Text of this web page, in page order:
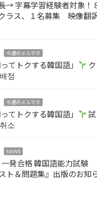
→ 字幕学習経験者対象！
ラス、１名募集 映像翻
今週のメルマガ
てトクする韓国語」
ク
정
今週のメルマガ
てトクする韓国語」
試
소
NEWS
一発合格 韓国語能力試験
ト＆問題集』出版のお知